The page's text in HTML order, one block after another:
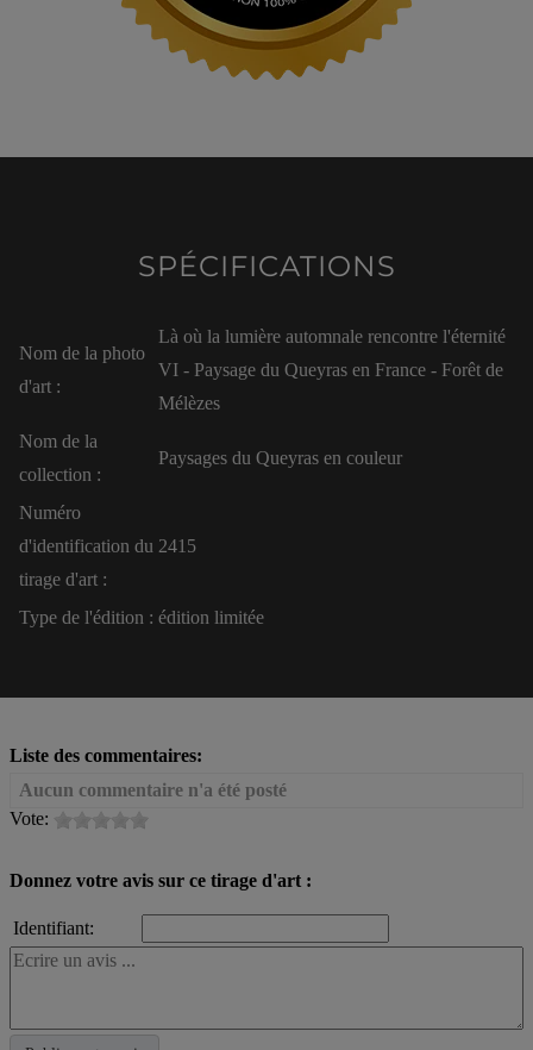
SPÉCIFICATIONS
Nom de la photo
d'art :
Là où la lumière automnale rencontre l'éternité
VI - Paysage du Queyras en France - Forêt de
Mélèzes
Nom de la
collection :
Paysages du Queyras en couleur
Numéro
d'identification du
tirage d'art :
2415
Type de l'édition : édition limitée
Liste des commentaires:
Aucun commentaire n'a été posté
Vote:
Donnez votre avis sur ce tirage d'art :
Identifiant: